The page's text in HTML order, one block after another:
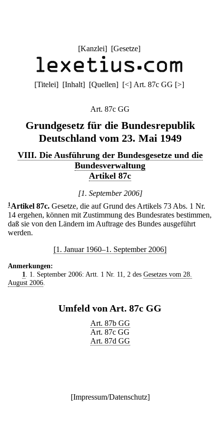
[Kanzlei] [Gesetze]
[Titelei] [Inhalt] [Quellen] [<] Art. 87c GG [>]
Art. 87c GG
Grundgesetz für die Bundesrepublik
Deutschland vom 23. Mai 1949
VIII. Die Ausführung der Bundesgesetze und die
Bundesverwaltung
Artikel 87c
[1. September 2006]
1 Artikel 87c. Gesetze, die auf Grund des Artikels 73 Abs. 1 Nr.
14 ergehen, können mit Zustimmung des Bundesrates bestimmen,
daß sie von den Ländern im Auftrage des Bundes ausgeführt
werden.
[1. Januar 1960–1. September 2006]
Anmerkungen:
1
. 1. September 2006: Artt. 1 Nr. 11, 2 des Gesetzes vom 28.
August 2006
Umfeld von Art. 87c GG
Art. 87b GG
Art. 87c GG
Art. 87d GG
[Impressum/Datenschutz]